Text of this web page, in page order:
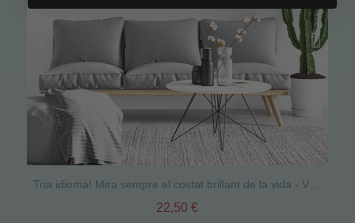
Tria idioma! Mira sempre el costat brillant de la vida - Vinils casa amb frases
22,50 €